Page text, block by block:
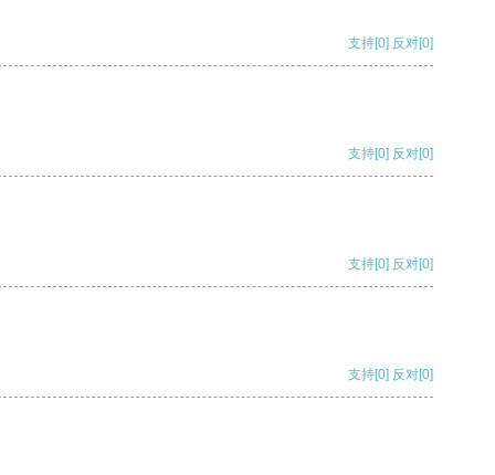
支持[0] 反对[0]
支持[0] 反对[0]
支持[0] 反对[0]
支持[0] 反对[0]